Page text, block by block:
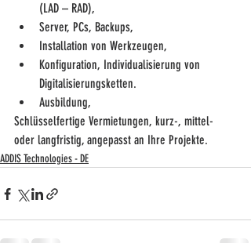
(LAD – RAD),
Server, PCs, Backups,
Installation von Werkzeugen,
Konfiguration, Individualisierung von
Digitalisierungsketten.
Ausbildung,
Schlüsselfertige Vermietungen, kurz-, mittel-
oder langfristig, angepasst an Ihre Projekte.
ADDIS Technologies - DE